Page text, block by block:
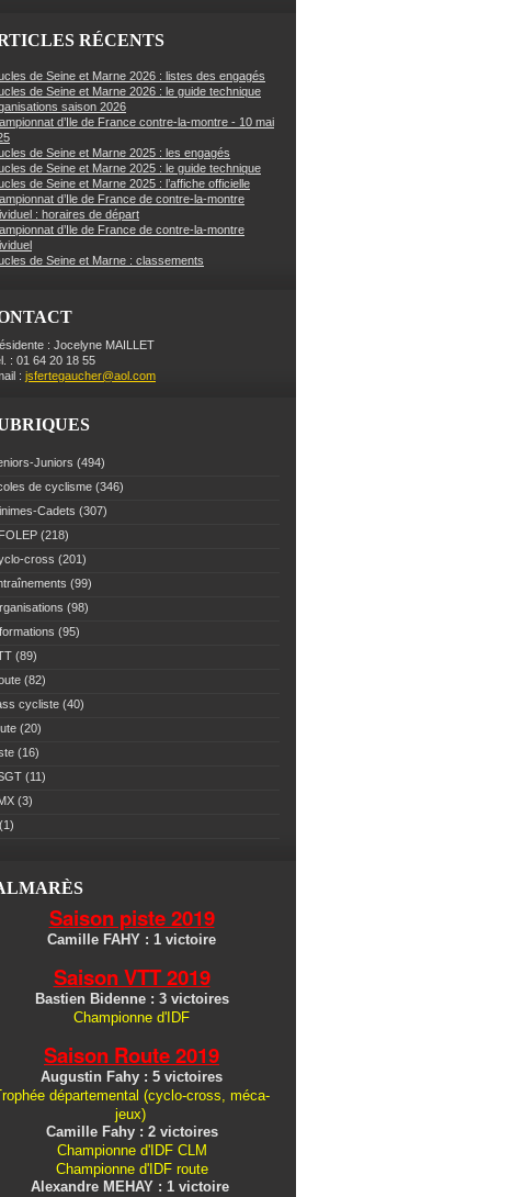
RÉCENTS
de Seine et Marne 2026 : listes des engagés
de Seine et Marne 2026 : le guide technique
saison 2026
d’Ile de France contre-la-montre - 10 mai
de Seine et Marne 2025 : les engagés
de Seine et Marne 2025 : le guide technique
de Seine et Marne 2025 : l’affiche officielle
d’Ile de France de contre-la-montre
: horaires de départ
d’Ile de France de contre-la-montre
de Seine et Marne : classements
: Jocelyne MAILLET
: 01 64 20 18 55
: jsfertegaucher@aol.com
Juniors (494)
de cyclisme (346)
Cadets (307)
(218)
cross (201)
(99)
(98)
(95)
(89)
(82)
cycliste (40)
(20)
(16)
(11)
(3)
(1)
Saison piste 2019
Camille FAHY : 1 victoire
Saison VTT 2019
Bastien Bidenne : 3 victoires
Championne d'IDF
Saison Route 2019
Augustin Fahy : 5 victoires
départemental (cyclo-cross, méca-
jeux)
Camille Fahy : 2 victoires
Championne d'IDF CLM
Championne d'IDF route
Alexandre MEHAY : 1 victoire